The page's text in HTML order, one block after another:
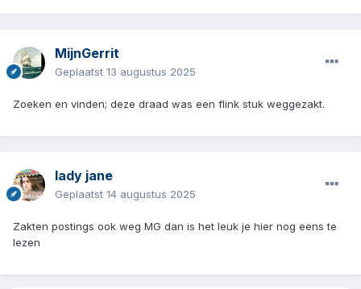
MijnGerrit
Geplaatst 13 augustus 2025
Zoeken en vinden; deze draad was een flink stuk weggezakt.
lady jane
Geplaatst 14 augustus 2025
Zakten postings ook weg MG dan is het leuk je hier nog eens te
lezen